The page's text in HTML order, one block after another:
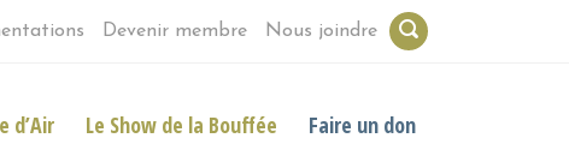
Devenir membre Nous joindre
d’Air Le Show de la Bouffée Faire un don